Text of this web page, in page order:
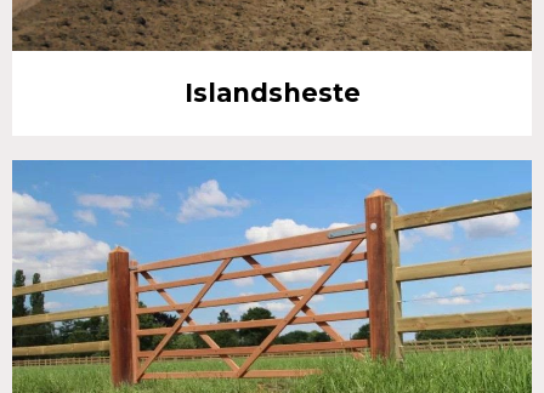
Islandsheste